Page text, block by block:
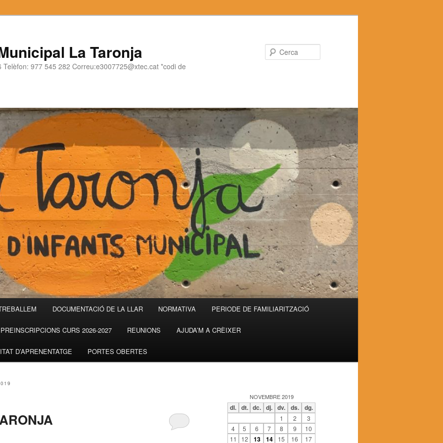
La Taronja
977 545 282 Correu:e3007725@xtec.cat *codi de
DOCUMENTACIÓ DE LA LLAR NORMATIVA PERIODE DE FAMILIARITZACIÓ
PREINSCRIPCIONS CURS 2026-2027 REUNIONS AJUDA’M A CRÈIXER
D’APRENENTATGE PORTES OBERTES
NOVEMBRE 2019
dl. dt. dc. dj. dv. ds. dg.
1 2
3
4
5 6 7 8 9
10
11
12 13 14 15 16
17